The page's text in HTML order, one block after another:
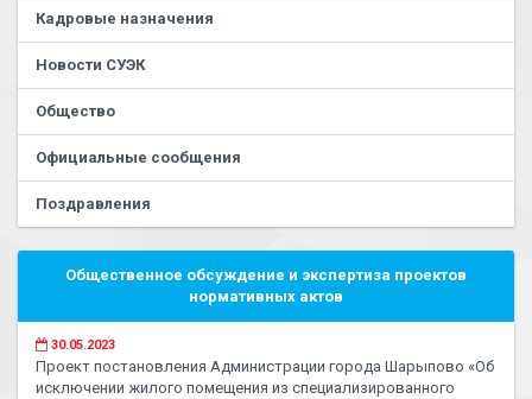
Кадровые назначения
Новости СУЭК
Общество
Официальные сообщения
Поздравления
Общественное обсуждение и экспертиза проектов
нормативных актов
30.05.2023
Проект постановления Администрации города Шарыпово «Об
исключении жилого помещения из специализированного